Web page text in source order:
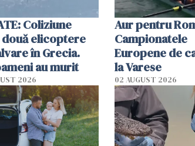
Coliziune
elicoptere
în Grecia.
au murit
2026
Aur pentru
Campionatele
Europene de
la Varese
02 AUGUST 2026